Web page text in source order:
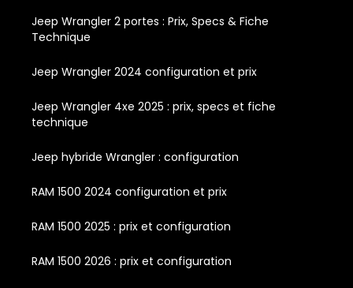
Jeep Wrangler 2 portes : Prix, Specs & Fiche
Technique
Jeep Wrangler 2024 configuration et prix
Jeep Wrangler 4xe 2025 : prix, specs et fiche
technique
Jeep hybride Wrangler : configuration
RAM 1500 2024 configuration et prix
RAM 1500 2025 : prix et configuration
RAM 1500 2026 : prix et configuration